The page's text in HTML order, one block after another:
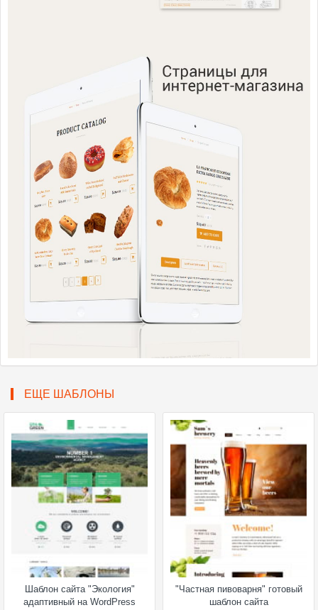
ЕЩЕ ШАБЛОНЫ
Шаблон сайта "Экология"
адаптивный на WordPress
"Частная пивоварня" готовый
шаблон сайта